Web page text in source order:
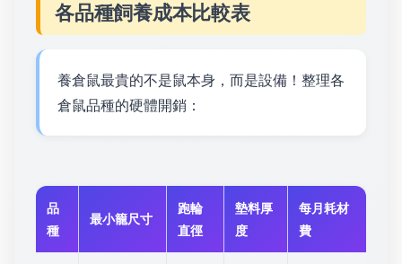
各品種飼養成本比較表
養倉鼠最貴的不是鼠本身，而是設備！整理各
倉鼠品種的硬體開銷：
品
種
最小籠尺寸
跑輪
直徑
墊料厚
度
每月耗材
費